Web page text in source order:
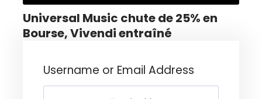
Universal Music chute de 25% en
Bourse, Vivendi entraîné
Username or Email Address